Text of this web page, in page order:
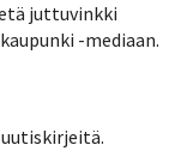
juttuvinkki
-mediaan.